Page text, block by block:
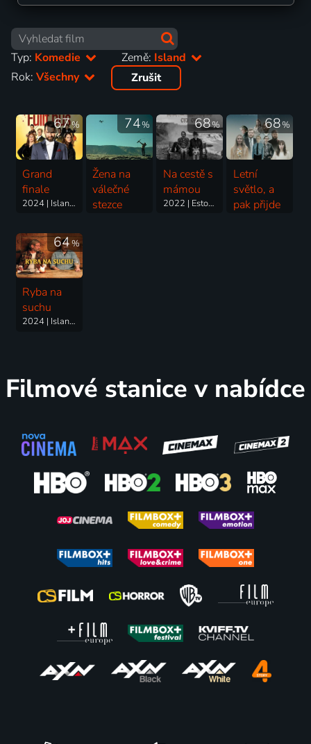
Typ: Komedie Země: Island
Rok: Všechny Zrušit
67%
Grand
finale
2024 | Island | Komedie
74%
Žena na
válečné
stezce
68%
Na cestě s
mámou
2022 | Estonsko, Island | Drama, Komedie
68%
Letní
světlo, a
pak přijde
64%
Ryba na
suchu
2024 | Island | Drama, Komedie
Filmové stanice v nabídce